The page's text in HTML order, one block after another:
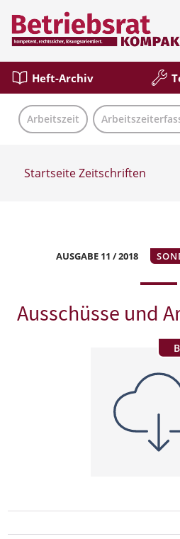
Heft-Archiv
Arbeitszeit
StartseiteZeitschriften
AUSGABE 11 / 2018
Ausschüsse und